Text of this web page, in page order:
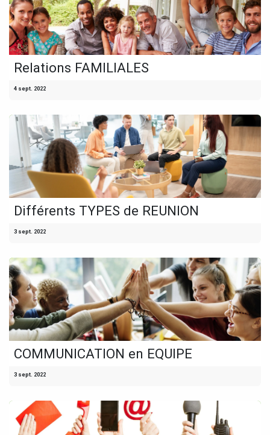
Relations FAMILIALES
4 sept. 2022
Différents TYPES de REUNION
3 sept. 2022
COMMUNICATION en EQUIPE
3 sept. 2022